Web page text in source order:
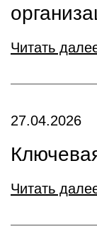
Читать
27.04.2026
Читать